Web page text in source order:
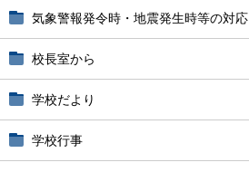
気象警報発令時・地震発生時等の対応
校長室から
学校だより
学校行事